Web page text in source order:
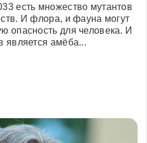
есть множество мутантов
И флора, и фауна могут
опасность для человека. И
является амёба...